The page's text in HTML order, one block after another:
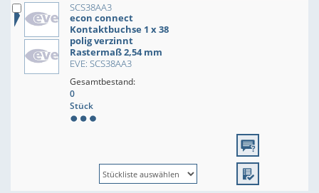
SCS38AA3
econ connect
Kontaktbuchse 1 x 38
polig verzinnt
Rastermaß 2,54 mm
EVE: SCS38AA3
Gesamtbestand:
0
Stück